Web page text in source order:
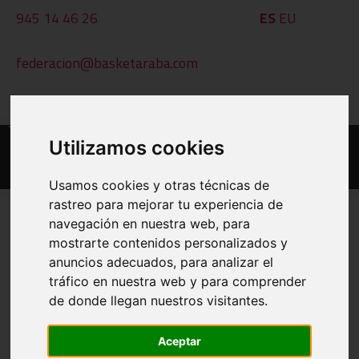
Utilizamos cookies
Usamos cookies y otras técnicas de
rastreo para mejorar tu experiencia de
navegación en nuestra web, para
mostrarte contenidos personalizados y
anuncios adecuados, para analizar el
tráfico en nuestra web y para comprender
de donde llegan nuestros visitantes.
Aceptar
945 14 46 26
federacion@basketaraba.com
ES EU
EGUTEGIAK ETA EMAITZAK
INPRIMATU
BESTE TALDE BAT IKUSI